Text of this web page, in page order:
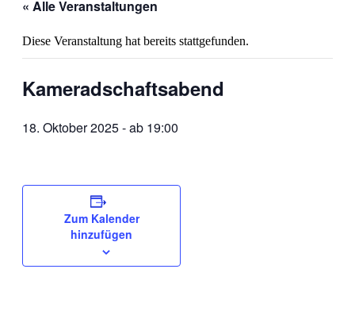
« Alle Veranstaltungen
Diese Veranstaltung hat bereits stattgefunden.
Kameradschaftsabend
18. Oktober 2025 - ab 19:00
Zum Kalender
hinzufügen